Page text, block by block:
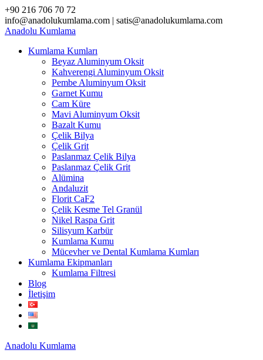
Skip
to
content
+90 216 706 70 72
info@anadolukumlama.com | satis@anadolukumlama.com
Anadolu Kumlama
Kumlama Kumları
Beyaz Aluminyum Oksit
Kahverengi Aluminyum Oksit
Pembe Aluminyum Oksit
Garnet Kumu
Cam Küre
Mavi Aluminyum Oksit
Bazalt Kumu
Çelik Bilya
Çelik Grit
Paslanmaz Çelik Bilya
Paslanmaz Çelik Grit
Alümina
Andaluzit
Florit CaF2
Çelik Kesme Tel Granül
Nikel Raspa Grit
Silisyum Karbür
Kumlama Kumu
Mücevher ve Dental Kumlama Kumları
Kumlama Ekipmanları
Kumlama Filtresi
Blog
İletişim
Anadolu Kumlama